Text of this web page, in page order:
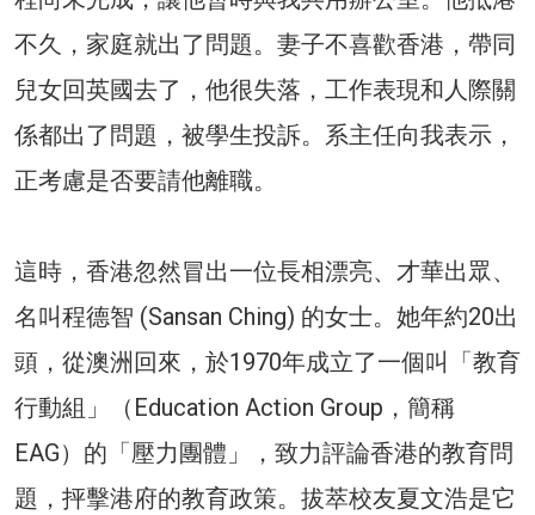
不久，家庭就出了問題。妻子不喜歡香港，帶同
兒女回英國去了，他很失落，工作表現和人際關
係都出了問題，被學生投訴。系主任向我表示，
正考慮是否要請他離職。
這時，香港忽然冒出一位長相漂亮、才華出眾、
名叫程德智 (Sansan Ching) 的女士。她年約20出
頭，從澳洲回來，於1970年成立了一個叫「教育
行動組」（Education Action Group，簡稱
EAG）的「壓力團體」，致力評論香港的教育問
題，抨擊港府的教育政策。拔萃校友夏文浩是它